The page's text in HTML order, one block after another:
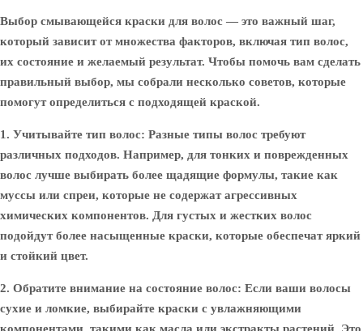
Выбор смывающейся краски для волос — это важный шаг,
который зависит от множества факторов, включая тип волос,
их состояние и желаемый результат. Чтобы помочь вам сделать
правильный выбор, мы собрали несколько советов, которые
помогут определиться с подходящей краской.
1. Учитывайте тип волос: Разные типы волос требуют
различных подходов. Например, для тонких и поврежденных
волос лучше выбирать более щадящие формулы, такие как
муссы или спреи, которые не содержат агрессивных
химических компонентов. Для густых и жестких волос
подойдут более насыщенные краски, которые обеспечат яркий
и стойкий цвет.
2. Обратите внимание на состояние волос: Если ваши волосы
сухие и ломкие, выбирайте краски с увлажняющими